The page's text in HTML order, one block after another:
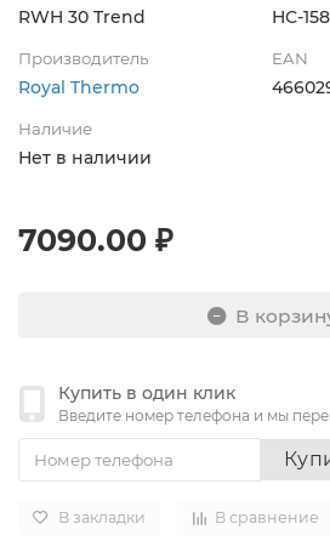
RWH 30 Trend НС-
Производитель
Royal Thermo
EAN
Наличие
Нет в наличии
7090.00 ₽
В
Купить в один клик
Введите номер телефона и мы
В закладки В сравнение